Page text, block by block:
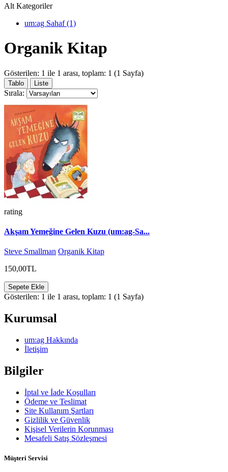
Alt Kategoriler
um:ag Sahaf (1)
Organik Kitap
Gösterilen: 1 ile 1 arası, toplam: 1 (1 Sayfa)
Tablo Liste
Sırala:
rating
Akşam Yemeğine Gelen Kuzu (um:ag-Sa...
Steve Smallman Organik Kitap
150,00TL
Sepete Ekle
Gösterilen: 1 ile 1 arası, toplam: 1 (1 Sayfa)
Kurumsal
um:ag Hakkında
İletişim
Bilgiler
İptal ve İade Koşulları
Ödeme ve Teslimat
Site Kullanım Şartları
Gizlilik ve Güvenlik
Kişisel Verilerin Korunması
Mesafeli Satış Sözleşmesi
Müşteri Servisi